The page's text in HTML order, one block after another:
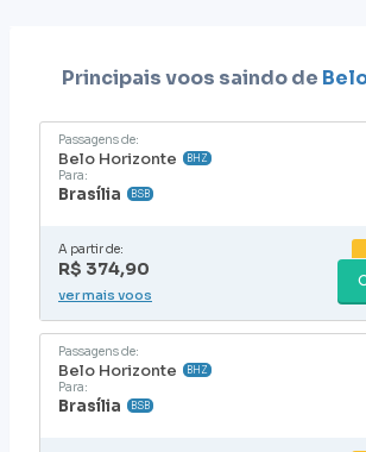
Principais voos saindo de
Passagens de:
Belo Horizonte BHZ
Para:
Brasília BSB
A partir de:
R$ 374,90
ver mais voos
Passagens de:
Belo Horizonte BHZ
Para:
Brasília BSB